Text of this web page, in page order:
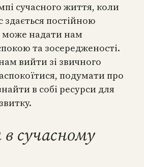
сучасного життя, коли
здається постійною
надати нам
та зосередженості.
вийти зі звичного
подумати про
в собі ресурси для
сучасному